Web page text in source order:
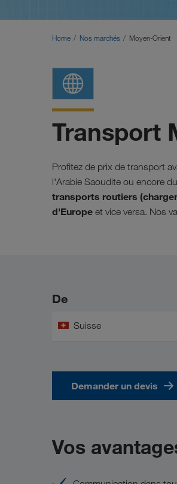
Home Nos marchés Moyen-Orient
Transport
Profitez de prix de transport
l'Arabie Saoudite ou encore
transports routiers
d'Europe et vice versa. Nos
De
Suisse
Demander un devis
Vos